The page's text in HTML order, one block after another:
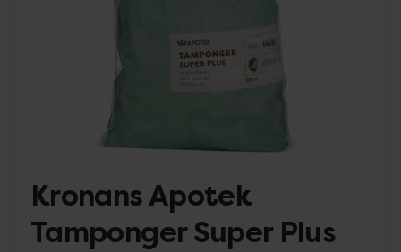
Kronans Apotek
Tamponger Super Plus